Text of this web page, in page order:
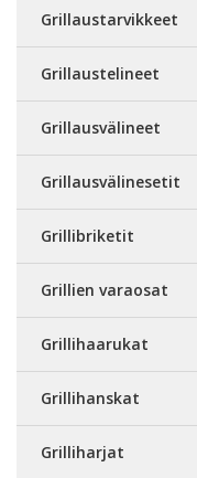
Grillaustarvikkeet
Grillaustelineet
Grillausvälineet
Grillausvälinesetit
Grillibriketit
Grillien varaosat
Grillihaarukat
Grillihanskat
Grilliharjat